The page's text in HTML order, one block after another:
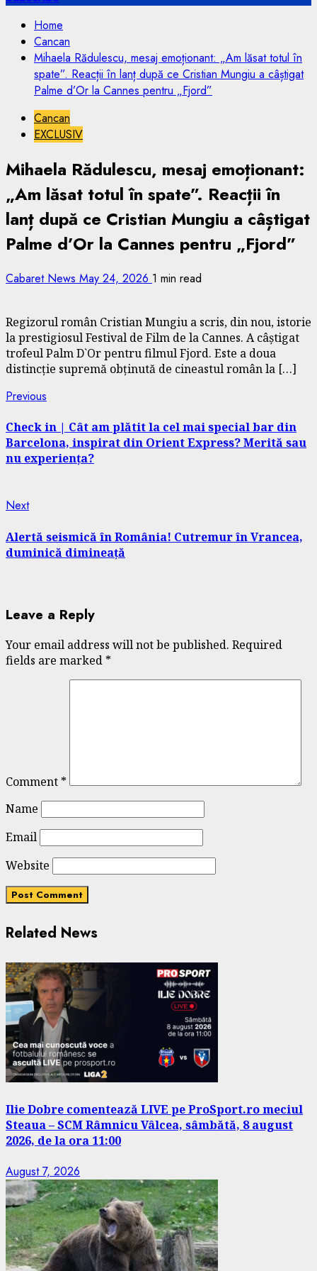
Home
Cancan
Mihaela Rădulescu, mesaj emoționant: „Am lăsat totul în
spate”. Reacții în lanț după ce Cristian Mungiu a câștigat
Palme d’Or la Cannes pentru „Fjord”
Cancan
EXCLUSIV
Mihaela Rădulescu, mesaj emoționant:
„Am lăsat totul în spate”. Reacții în
lanț după ce Cristian Mungiu a câștigat
Palme d’Or la Cannes pentru „Fjord”
Cabaret News May 24, 2026 1 min read
Regizorul român Cristian Mungiu a scris, din nou, istorie
la prestigiosul Festival de Film de la Cannes. A câștigat
trofeul Palm D`Or pentru filmul Fjord. Este a doua
distincție supremă obținută de cineastul român la […]
Continue
Reading
Previous
Check in | Cât am plătit la cel mai special bar din
Barcelona, inspirat din Orient Express? Merită sau
nu experiența?
NextNext
Alertă seismică în România! Cutremur în Vrancea,
duminică dimineață
Leave a Reply
Your email address will not be published. Required
fields are marked *
Comment *
Name
Email
Website
Related News
Ilie Dobre comentează LIVE pe ProSport.ro meciul
Steaua – SCM Râmnicu Vâlcea, sâmbătă, 8 august
2026, de la ora 11:00
August 7, 2026